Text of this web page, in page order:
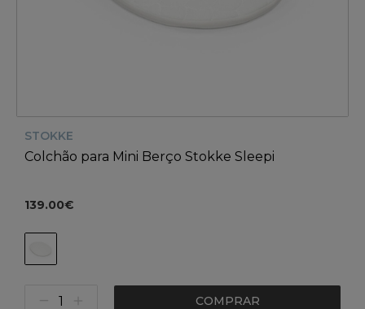
STOKKE
Colchão para Mini Berço Stokke Sleepi
139.00€
COMPRAR